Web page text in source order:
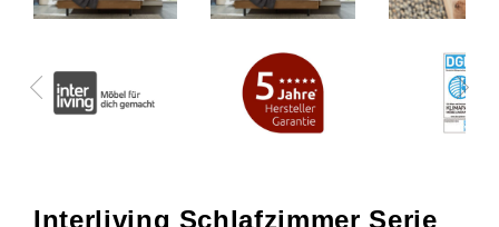
Interliving Schlafzimmer Serie